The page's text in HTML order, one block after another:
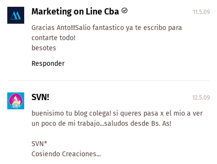
Marketing on Line Cba 11.5.09
Gracias Anto!!!Salio fantastico ya te escribo para
contarte todo!
besotes
Responder
SVN! 12.5.09
buenisimo tu blog colega! si queres pasa x el mio a ver
un poco de mi trabajo...saludos desde Bs. As!
SVN*
Cosiendo Creaciones...